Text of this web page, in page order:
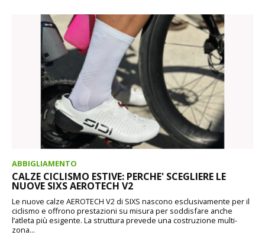
ABBIGLIAMENTO
CALZE CICLISMO ESTIVE: PERCHE' SCEGLIERE LE
NUOVE SIXS AEROTECH V2
Le nuove calze AEROTECH V2 di SIXS nascono esclusivamente per il
ciclismo e offrono prestazioni su misura per soddisfare anche
l’atleta più esigente. La struttura prevede una costruzione multi-
zona...